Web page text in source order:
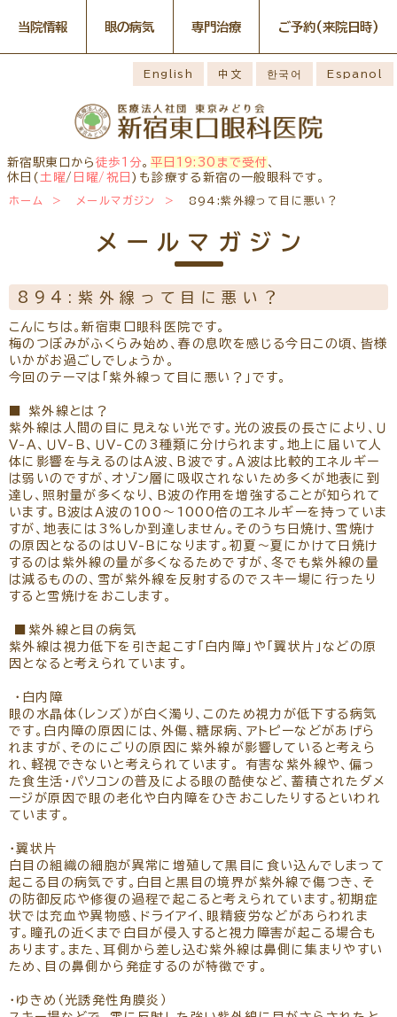
English 中文 한국어 Espanol
新宿駅東口から 徒歩1分。 平日19:30まで受付、
休日( 土曜/ 日曜/祝日 )も診療する新宿の一般眼科です。
当院情報
感染症予防のための衛生環境
整備の取り組み
医師のご紹介
ごあいさつ 当院勤務医師のご紹介
院内の様子 検査・治療・手術機器
診療のご案内
当院へお越しになる方へのお
診察の流れ
アクセス
当院へのアクセス
メールマガジン
診療報酬に関する院内掲示
リンク
リクルート
眼の病気
症状から探す
構造から探す
お薬の使用方法
主な眼科疾患
糖尿病性網膜症 緑内障 網膜硝子体疾患
花粉症
白内障
診療
学校近視について
専門治療
網膜・硝子体疾患専門治療ペ
ージ
ドライアイ専門治療ページ
緑内障専門治療ページ
角膜疾患専門治療ページ
花粉症総合ページ
抗VEGF抗体療法
ボツリヌス療法
学校近視のご案内
日帰り白内障手術
手術担当医のご紹介
由
コンタクトレンズの種類と特徴
しばらく眼科受診していない
方へ
初めてコンタクトレンズを使う
コンタクトレンズトラブル
ご予約(来院日時)
WEB予約(来院日時の設定)
小児眼科専門治療を予約
コンタクトレンズ診療を予約
白内障専門治療を予約
白内障手術公開講座を予約
網膜・硝子体専門治療を予約
ドライアイ専門治療を予約
黄斑専門治療を予約
緑内障専門治療を予約
ぶどう膜専門治療を予約
予約をキャンセルする
ホーム メールマガジン 894:紫外線って目に悪い？
メールマガジン
894:紫外線って目に悪い？
こんにちは。新宿東口眼科医院です。
梅のつぼみがふくらみ始め、春の息吹を感じる今日この頃、皆様
いかがお過ごしでしょうか。
今回のテーマは「紫外線って目に悪い？」です。
■ 紫外線とは？
紫外線は人間の目に見えない光です。光の波長の長さにより、Ｕ
Ｖ-Ａ、ＵＶ-Ｂ、ＵＶ-Ｃの3種類に分けられます。地上に届いて人
体に影響を与えるのはＡ波、Ｂ波です。Ａ波は比較的エネルギー
は弱いのですが、オゾン層に吸収されないため多くが地表に到
達し、照射量が多くなり、Ｂ波の作用を増強することが知られて
います。Ｂ波はＡ波の100～1000倍のエネルギーを持っていま
すが、地表には3%しか到達しません。そのうち日焼け、雪焼け
の原因となるのはＵＶ-Ｂになります。初夏～夏にかけて日焼け
するのは紫外線の量が多くなるためですが、冬でも紫外線の量
は減るものの、雪が紫外線を反射するのでスキー場に行ったり
すると雪焼けをおこします。
■紫外線と目の病気
紫外線は視力低下を引き起こす「白内障」や「翼状片」などの原
因となると考えられています。
・白内障
眼の水晶体（レンズ）が白く濁り、このため視力が低下する病気
です。白内障の原因には、外傷、糖尿病、アトピーなどがあげら
れますが、そのにごりの原因に紫外線が影響していると考えら
れ、軽視できないと考えられています。 有害な紫外線や、偏っ
た食生活・パソコンの普及による眼の酷使など、蓄積されたダメ
ージが原因で眼の老化や白内障をひきおこしたりするといわれ
ています。
・翼状片
白目の組織の細胞が異常に増殖して黒目に食い込んでしまって
起こる目の病気です。白目と黒目の境界が紫外線で傷つき、そ
の防御反応や修復の過程で起こると考えられています。初期症
状では充血や異物感、ドライアイ、眼精疲労などがあらわれま
す。瞳孔の近くまで白目が侵入すると視力障害が起こる場合も
あります。また、耳側から差し込む紫外線は鼻側に集まりやすい
ため、目の鼻側から発症するのが特徴です。
・ゆきめ（光誘発性角膜炎）